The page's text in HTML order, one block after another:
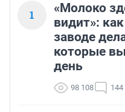
1
«Молоко
видит»:
заводе
которые
день
98 108 144